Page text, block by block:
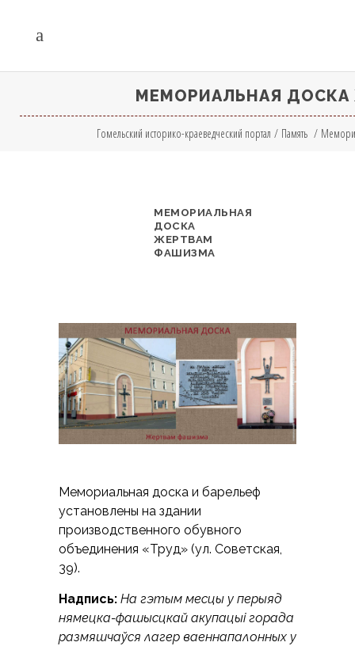
МЕМОРИАЛЬНАЯ
Гомельский историко-краеведческий портал / Память /
МЕМОРИАЛЬНАЯ
ДОСКА
ЖЕРТВАМ
ФАШИЗМА
Мемориальная доска и барельеф
установлены на здании
производственного обувного
объединения «Труд» (ул. Советская,
39).
Надпись: На гэтым месцы у перыяд
нямецка-фашысцкай акупацыi горада
размяшчаўся лагер ваеннапалонных у